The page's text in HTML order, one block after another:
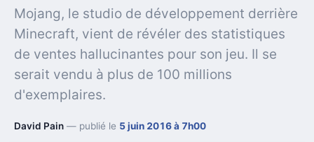
Mojang, le studio de développement derrière
Minecraft, vient de révéler des statistiques
de ventes hallucinantes pour son jeu. Il se
serait vendu à plus de 100 millions
d'exemplaires.
David Pain — publié le 5 juin 2016 à 7h00